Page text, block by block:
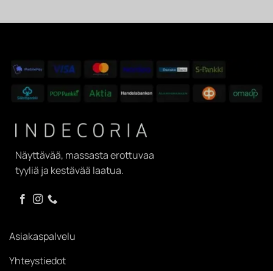
Näyttävää, massasta erottuvaa
tyyliä ja kestävää laatua.
Asiakaspalvelu
Yhteystiedot